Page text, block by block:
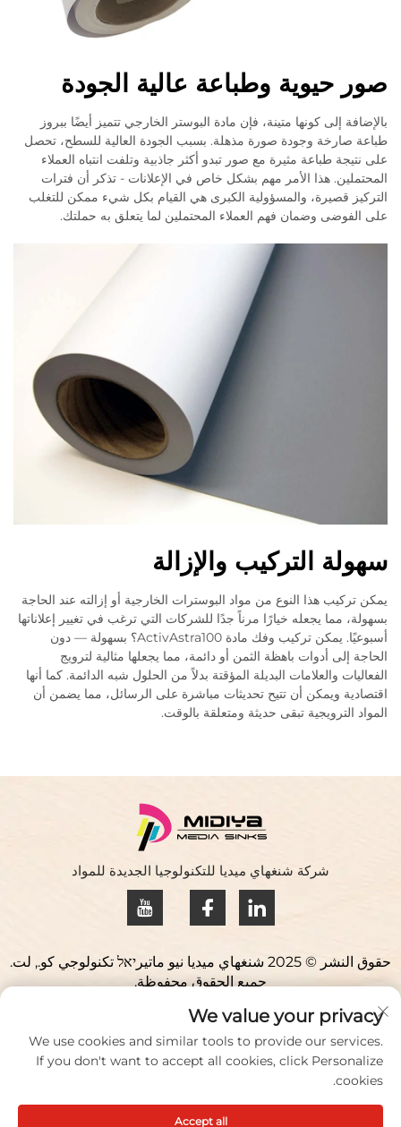
صور حيوية وطباعة عالية الجودة
بالإضافة إلى كونها متينة، فإن مادة البوستر الخارجي تتميز أيضًا ببروز
طباعة صارخة وجودة صورة مذهلة. بسبب الجودة العالية للسطح، تحصل
على نتيجة طباعة مثيرة مع صور تبدو أكثر جاذبية وتلفت انتباه العملاء
المحتملين. هذا الأمر مهم بشكل خاص في الإعلانات - تذكر أن فترات
التركيز قصيرة، والمسؤولية الكبرى هي القيام بكل شيء ممكن للتغلب
على الفوضى وضمان فهم العملاء المحتملين لما يتعلق به حملتك.
سهولة التركيب والإزالة
يمكن تركيب هذا النوع من مواد البوسترات الخارجية أو إزالته عند الحاجة
بسهولة، مما يجعله خيارًا مرناً جدًا للشركات التي ترغب في تغيير إعلاناتها
أسبوعيًا. يمكن تركيب وفك مادة ActivAstra100؟ بسهولة — دون
الحاجة إلى أدوات باهظة الثمن أو دائمة، مما يجعلها مثالية لترويج
الفعاليات والعلامات البديلة المؤقتة بدلاً من الحلول شبه الدائمة. كما أنها
اقتصادية ويمكن أن تتيح تحديثات مباشرة على الرسائل، مما يضمن أن
المواد الترويجية تبقى حديثة ومتعلقة بالوقت.
شركة شنغهاي ميديا للتكنولوجيا الجديدة للمواد
حقوق النشر © 2025 شنغهاي ميديا نيو ماتيرיאל تكنولوجي كو., لت.
جميع الحقوق محفوظة.
سياسة الخصوصية
اتصل بنا
We value your privacy
We use cookies and similar tools to provide our services.
If you don't want to accept all cookies, click Personalize
cookies.
Accept all